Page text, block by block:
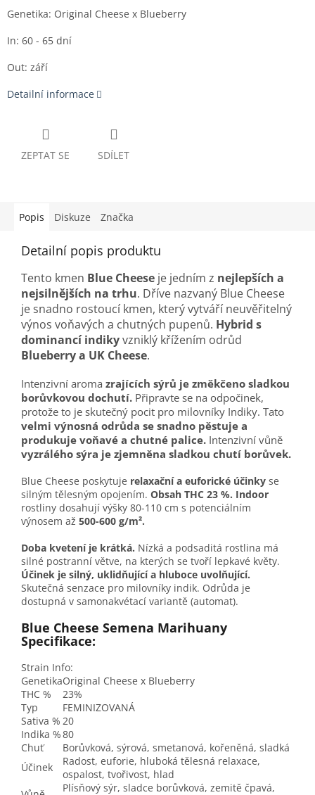
Genetika: Original Cheese x Blueberry
In: 60 - 65 dní
Out: září
Detailní informace
ZEPTAT SE SDÍLET
Popis Diskuze Značka
Detailní popis produktu
Tento kmen Blue Cheese je jedním z nejlepších a
nejsilnějších na trhu. Dříve nazvaný Blue Cheese
je snadno rostoucí kmen, který vytváří neuvěřitelný
výnos voňavých a chutných pupenů. Hybrid s
dominancí indikyvzniklý křížením odrůd
Blueberry a UK Cheese.
Intenzivní aroma zrajících sýrů je změkčeno sladkou
borůvkovou dochutí. Připravte se na odpočinek,
protože to je skutečný pocit pro milovníky Indiky. Tato
velmi výnosná odrůda se snadno pěstuje a
produkuje voňavé a chutné palice. Intenzivní vůně
vyzrálého sýra je zjemněna sladkou chutí borůvek.
Blue Cheese poskytuje relaxační a euforické účinky se
silným tělesným opojením. Obsah THC 23 %. Indoor
rostliny dosahují výšky 80-110 cm s potenciálním
výnosem až 500-600 g/m².
Doba kvetení je krátká. Nízká a podsaditá rostlina má
silné postranní větve, na kterých se tvoří lepkavé květy.
Účinek je silný, uklidňující a hluboce uvolňující.
Skutečná senzace pro milovníky indik. Odrůda je
dostupná v samonakvétací variantě (automat).
Blue Cheese Semena Marihuany
Specifikace:
Strain Info:
GenetikaOriginal Cheese x Blueberry
THC %
23%
Typ
FEMINIZOVANÁ
Sativa % 20
Indika %80
Chuť
Borůvková, sýrová, smetanová, kořeněná, sladká
Účinek
Radost, euforie, hluboká tělesná relaxace,
ospalost, tvořivost, hlad
Plísňový sýr, sladce borůvková, zemitě čpavá,